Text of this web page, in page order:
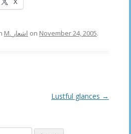
M. اشعار on November 24, 2005.
Lustful glances →